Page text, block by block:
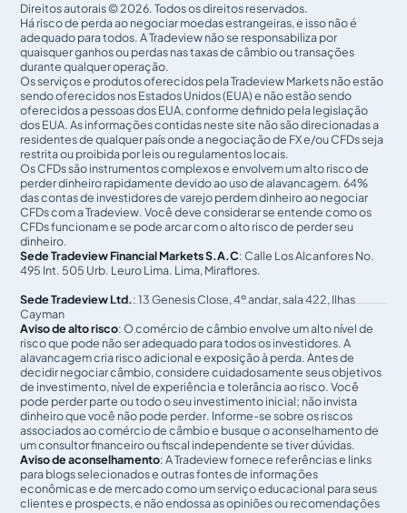
Direitos autorais © 2026. Todos os direitos reservados.
Há risco de perda ao negociar moedas estrangeiras, e isso não é
adequado para todos. A Tradeview não se responsabiliza por
quaisquer ganhos ou perdas nas taxas de câmbio ou transações
durante qualquer operação.
Os serviços e produtos oferecidos pela Tradeview Markets não estão
sendo oferecidos nos Estados Unidos (EUA) e não estão sendo
oferecidos a pessoas dos EUA, conforme definido pela legislação
dos EUA. As informações contidas neste site não são direcionadas a
residentes de qualquer país onde a negociação de FX e/ou CFDs seja
restrita ou proibida por leis ou regulamentos locais.
Os CFDs são instrumentos complexos e envolvem um alto risco de
perder dinheiro rapidamente devido ao uso de alavancagem. 64%
das contas de investidores de varejo perdem dinheiro ao negociar
CFDs com a Tradeview. Você deve considerar se entende como os
CFDs funcionam e se pode arcar com o alto risco de perder seu
dinheiro.
Sede Tradeview Financial Markets S.A.C: Calle Los Alcanfores No.
495 Int. 505 Urb. Leuro Lima. Lima, Miraflores.
Sede Tradeview Ltd.: 13 Genesis Close, 4º andar, sala 422, Ilhas
Cayman
Aviso de alto risco: O comércio de câmbio envolve um alto nível de
risco que pode não ser adequado para todos os investidores. A
alavancagem cria risco adicional e exposição à perda. Antes de
decidir negociar câmbio, considere cuidadosamente seus objetivos
de investimento, nível de experiência e tolerância ao risco. Você
pode perder parte ou todo o seu investimento inicial; não invista
dinheiro que você não pode perder. Informe-se sobre os riscos
associados ao comércio de câmbio e busque o aconselhamento de
um consultor financeiro ou fiscal independente se tiver dúvidas.
Aviso de aconselhamento: A Tradeview fornece referências e links
para blogs selecionados e outras fontes de informações
econômicas e de mercado como um serviço educacional para seus
clientes e prospects, e não endossa as opiniões ou recomendações